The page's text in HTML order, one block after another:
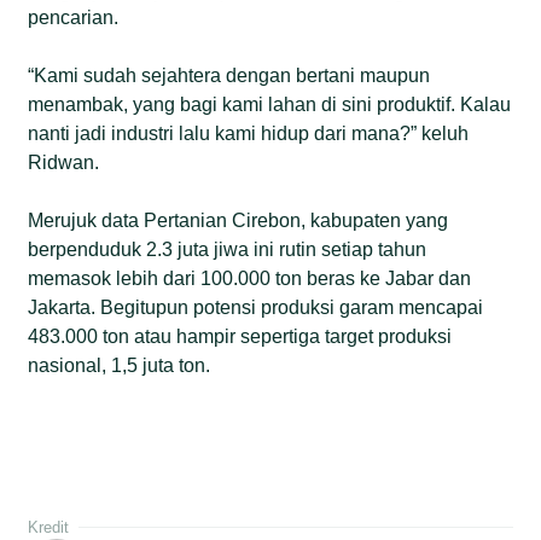
pencarian.
“Kami sudah sejahtera dengan bertani maupun
menambak, yang bagi kami lahan di sini produktif. Kalau
nanti jadi industri lalu kami hidup dari mana?” keluh
Ridwan.
Merujuk data Pertanian Cirebon, kabupaten yang
berpenduduk 2.3 juta jiwa ini rutin setiap tahun
memasok lebih dari 100.000 ton beras ke Jabar dan
Jakarta. Begitupun potensi produksi garam mencapai
483.000 ton atau hampir sepertiga target produksi
nasional, 1,5 juta ton.
Kredit